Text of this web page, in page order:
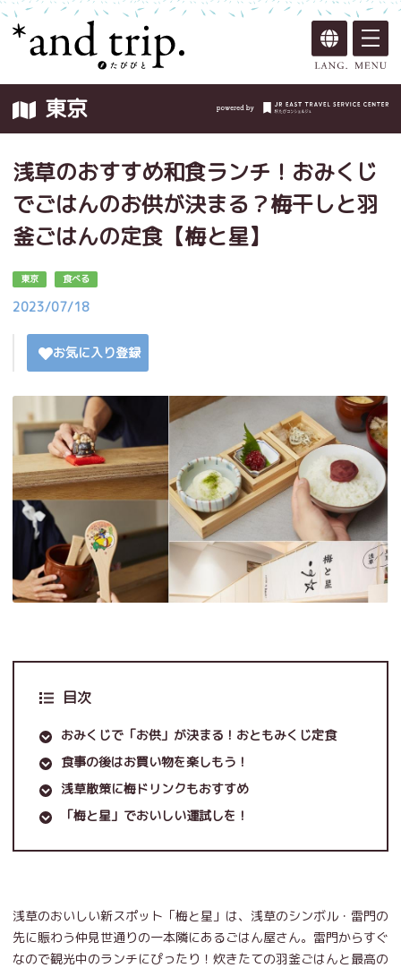
東京
浅草のおすすめ和食ランチ！おみくじ
でごはんのお供が決まる？梅干しと羽
釜ごはんの定食【梅と星】
東京 食べる
2023/07/18
お気に入り登録
目次
おみくじで「お供」が決まる！おともみくじ定食
食事の後はお買い物を楽しもう！
浅草散策に梅ドリンクもおすすめ
「梅と星」でおいしい運試しを！
浅草のおいしい新スポット「梅と星」は、浅草のシンボル・雷門の
先に賑わう仲見世通りの一本隣にあるごはん屋さん。雷門からすぐ
なので観光中のランチにぴったり！炊きたての羽釜ごはんと最高の